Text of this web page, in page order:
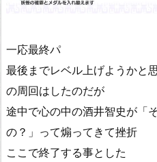
一応最終パ
最後までレベル上げようかと
の周回はしたのだが
途中で心の中の酒井智史が「
の？」って煽ってきて挫折
ここで終了する事とした